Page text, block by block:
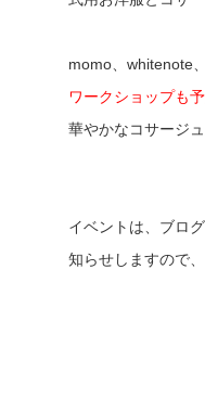
momo、whitenote
ワークショップも
華やかなコサージ
イベントは、ブロ
知らせしますので